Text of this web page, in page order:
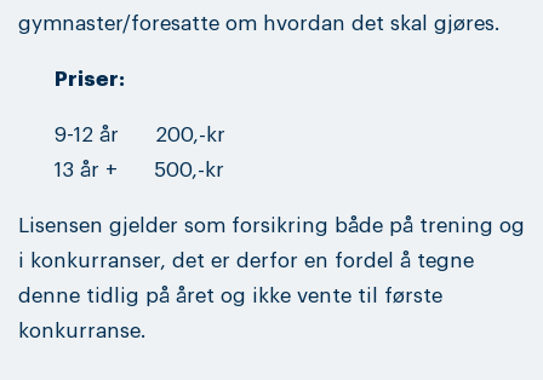
gymnaster/foresatte om hvordan det skal gjøres.
Priser:
9-12 år 200,-kr
13 år + 500,-kr
Lisensen gjelder som forsikring både på trening og
i konkurranser, det er derfor en fordel å tegne
denne tidlig på året og ikke vente til første
konkurranse.